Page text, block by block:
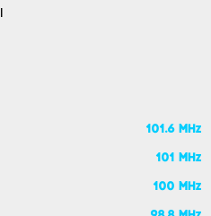
101.6 MHz
101 MHz
100 MHz